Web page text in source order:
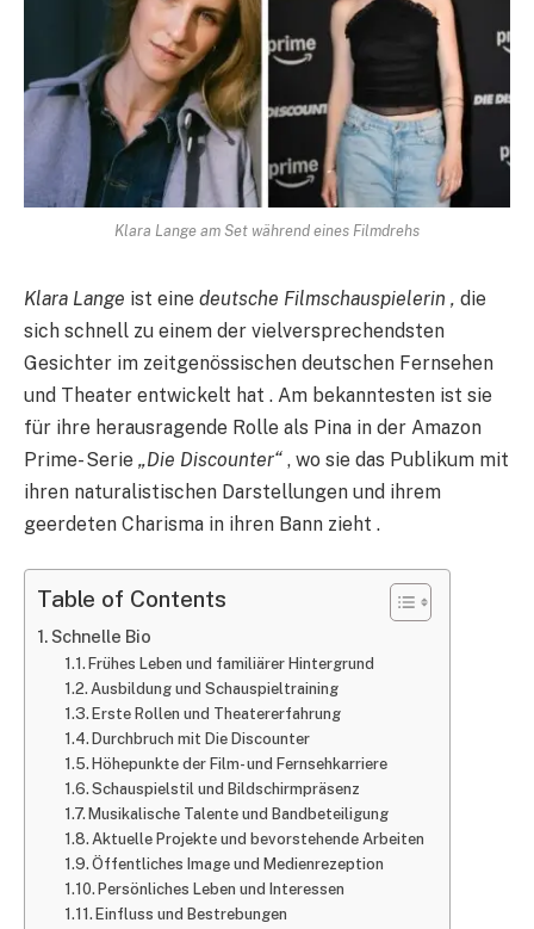
Klara Lange am Set während eines Filmdrehs​
Klara Lange ist eine deutsche Filmschauspielerin , die
sich schnell zu einem der vielversprechendsten
Gesichter im zeitgenössischen deutschen Fernsehen
und Theater entwickelt hat . Am bekanntesten ist sie
für ihre herausragende Rolle als Pina in der Amazon
Prime- Serie „Die Discounter“ , wo sie das Publikum mit
ihren naturalistischen Darstellungen und ihrem
geerdeten Charisma in ihren Bann zieht .
Table of Contents
Schnelle Bio
Frühes Leben und familiärer Hintergrund
Ausbildung und Schauspieltraining​
Erste Rollen und Theatererfahrung​
Durchbruch mit Die Discounter
Höhepunkte der Film- und Fernsehkarriere
Schauspielstil und Bildschirmpräsenz​​
Musikalische Talente und Bandbeteiligung​
Aktuelle Projekte und bevorstehende Arbeiten
Öffentliches Image und Medienrezeption​
Persönliches Leben und Interessen
Einfluss und Bestrebungen